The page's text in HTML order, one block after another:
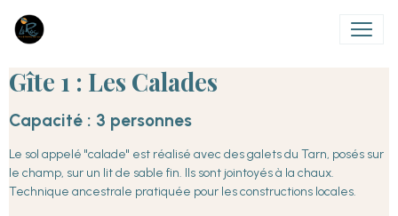
Gîte 1 : Les Calades
Capacité : 3 personnes
Le sol appelé "calade" est réalisé avec des galets du Tarn, posés sur
le champ, sur un lit de sable fin. Ils sont jointoyés à la chaux.
Technique ancestrale pratiquée pour les constructions locales.